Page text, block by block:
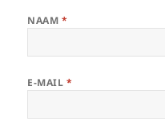
NAAM *
E-MAIL *